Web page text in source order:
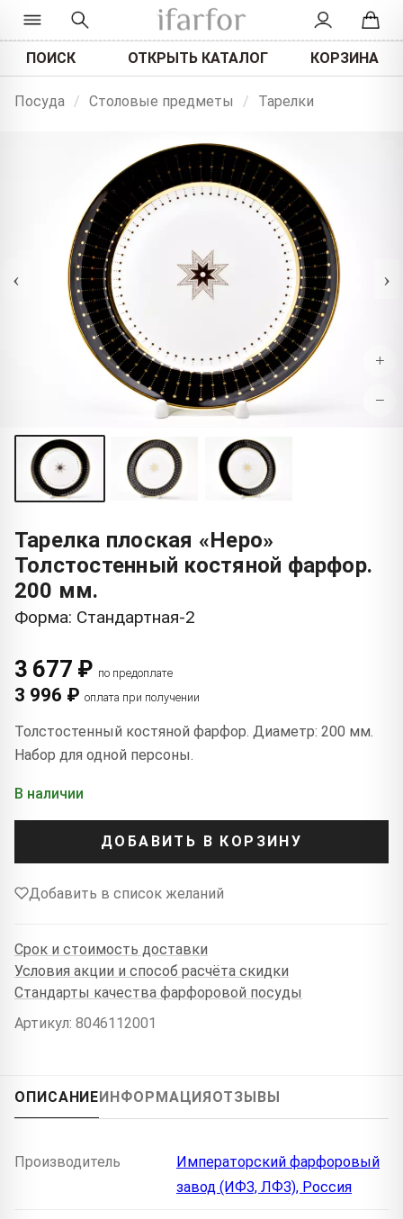
ПОИСК ОТКРЫТЬ КАТАЛОГ КОРЗИНА
Посуда / Столовые предметы / Тарелки
‹ ›
+
−
Тарелка плоская «Неро»
Толстостенный костяной фарфор.
200 мм.
Форма: Стандартная-2
3 677 ₽ по предоплате
3 996 ₽ оплата при получении
Толстостенный костяной фарфор. Диаметр: 200 мм.
Набор для одной персоны.
В наличии
ДОБАВИТЬ В КОРЗИНУ
Добавить в список желаний
Срок и стоимость доставки
Условия акции и способ расчёта скидки
Стандарты качества фарфоровой посуды
Артикул: 8046112001
ОПИСАНИЕИНФОРМАЦИЯОТЗЫВЫ
Производитель
Императорский фарфоровый
завод (ИФЗ, ЛФЗ), Россия